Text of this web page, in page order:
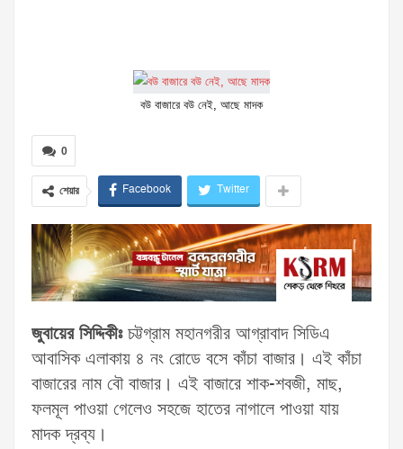
বউ বাজারে বউ নেই, আছে মাদক
0
শেয়ার Facebook Twitter
জুবায়ের সিদ্দিকীঃচট্টগ্রাম মহানগরীর আগ্রাবাদ সিডিএ
আবাসিক এলাকায় ৪ নং রোডে বসে কাঁচা বাজার। এই কাঁচা
বাজারের নাম বৌ বাজার। এই বাজারে শাক-শবজী, মাছ,
ফলমূল পাওয়া গেলেও সহজে হাতের নাগালে পাওয়া যায়
মাদক দ্রব্য।